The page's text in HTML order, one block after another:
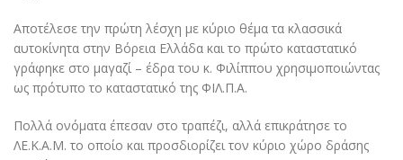
Αποτέλεσε την πρώτη λέσχη με κύριο θέμα τα κλασσικά
αυτοκίνητα στην Βόρεια Ελλάδα και το πρώτο καταστατικό
γράφηκε στο μαγαζί – έδρα του κ. Φιλίππου χρησιμοποιώντας
ως πρότυπο το καταστατικό της ΦΙΛ.Π.Α.
Πολλά ονόματα έπεσαν στο τραπέζι, αλλά επικράτησε το
ΛΕ.Κ.Α.Μ. το οποίο και προσδιορίζει τον κύριο χώρο δράσης